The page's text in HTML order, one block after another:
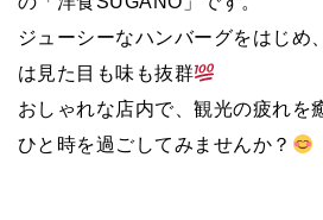
ジューシーなハンバーグをはじめ
は見た目も味も抜群
おしゃれな店内で、観光の疲れを
ひと時を過ごしてみませんか？